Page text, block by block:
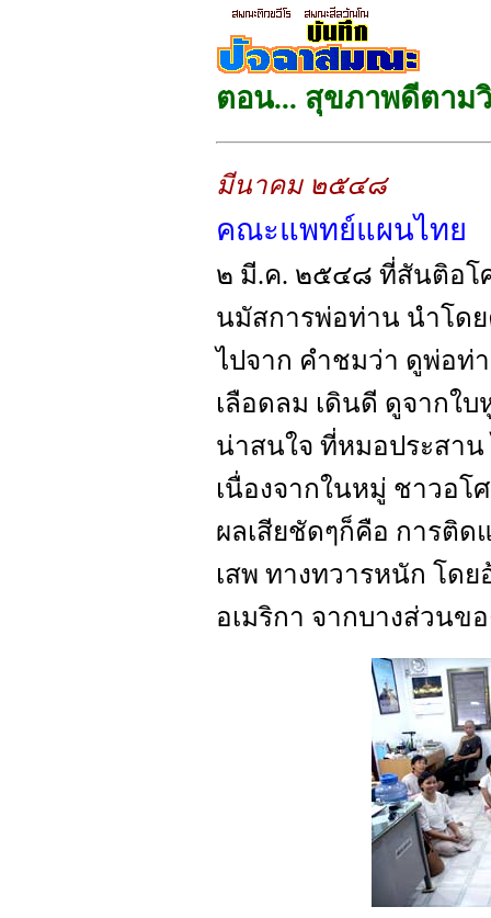
ตอน... สุขภาพดีตาม
มีนาคม ๒๕๔๘
คณะแพทย์แผนไทย
๒ มี.ค. ๒๕๔๘ ที่สันติอโ
นมัสการพ่อท่าน นำโด
ไปจาก คำชมว่า ดูพ่อท่
เลือดลม เดินดี ดูจากใ
น่าสนใจ ที่หมอประสาน
เนื่องจากในหมู่ ชาวอโ
ผลเสียชัดๆก็คือ การติด
เสพ ทางทวารหนัก โดย
อเมริกา จากบางส่วนข